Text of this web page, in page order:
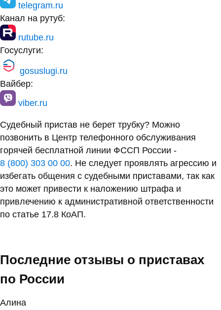
telegram.ru
Канал на рутуб:
rutube.ru
Госуслуги:
gosuslugi.ru
Вайбер:
viber.ru
Судебный пристав не берет трубку? Можно
позвонить в Центр телефонного обслуживания
горячей бесплатной линии ФССП России -
8 (800) 303 00 00. Не следует проявлять агрессию и
избегать общения с судебными приставами, так как
это может привести к наложению штрафа и
привлечению к административной ответственности
по статье 17.8 КоАП.
Последние отзывы о приставах
по России
Алина